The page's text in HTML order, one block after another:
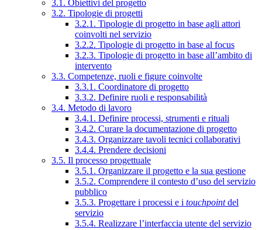
3.1. Obiettivi del progetto
3.2. Tipologie di progetti
3.2.1. Tipologie di progetto in base agli attori
coinvolti nel servizio
3.2.2. Tipologie di progetto in base al focus
3.2.3. Tipologie di progetto in base all’ambito di
intervento
3.3. Competenze, ruoli e figure coinvolte
3.3.1. Coordinatore di progetto
3.3.2. Definire ruoli e responsabilità
3.4. Metodo di lavoro
3.4.1. Definire processi, strumenti e rituali
3.4.2. Curare la documentazione di progetto
3.4.3. Organizzare tavoli tecnici collaborativi
3.4.4. Prendere decisioni
3.5. Il processo progettuale
3.5.1. Organizzare il progetto e la sua gestione
3.5.2. Comprendere il contesto d’uso del servizio
pubblico
3.5.3. Progettare i processi e i touchpointdel
servizio
3.5.4. Realizzare l’interfaccia utente del servizio